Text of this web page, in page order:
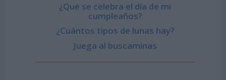
¿Qué se celebra el día de mi
cumpleaños?
¿Cuántos tipos de lunas hay?
Juega al buscaminas